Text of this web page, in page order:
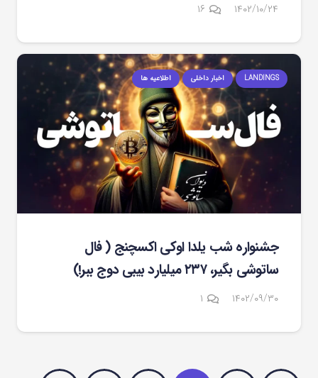
۱۴۰۲/۱۰/۲۴ ۱۶دیدگاه
LANDINGS اخبار داخلی اطلاعیه ها
جشنواره شب یلدا اوکی اکسچنج ( فال
ساتوشی بگیر، ۲۳۷ میلیارد بیبی دوج ببر!)
۱۴۰۲/۰۹/۳۰ ۱دیدگاه